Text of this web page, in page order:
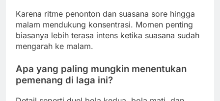
Karena ritme penonton dan suasana sore hingga
malam mendukung konsentrasi. Momen penting
biasanya lebih terasa intens ketika suasana sudah
mengarah ke malam.
Apa yang paling mungkin menentukan
pemenang di laga ini?